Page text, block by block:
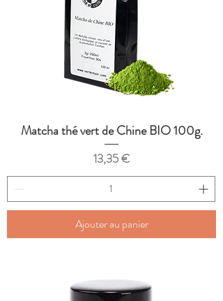
Matcha thé vert de Chine BIO 100g.
Prix
13,35 €
Ajouter au panier